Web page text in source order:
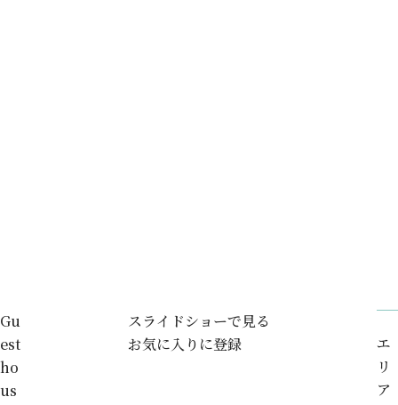
Gu
est
ho
us
スライドショーで見る
お気に入りに登録
エ
リ
ア